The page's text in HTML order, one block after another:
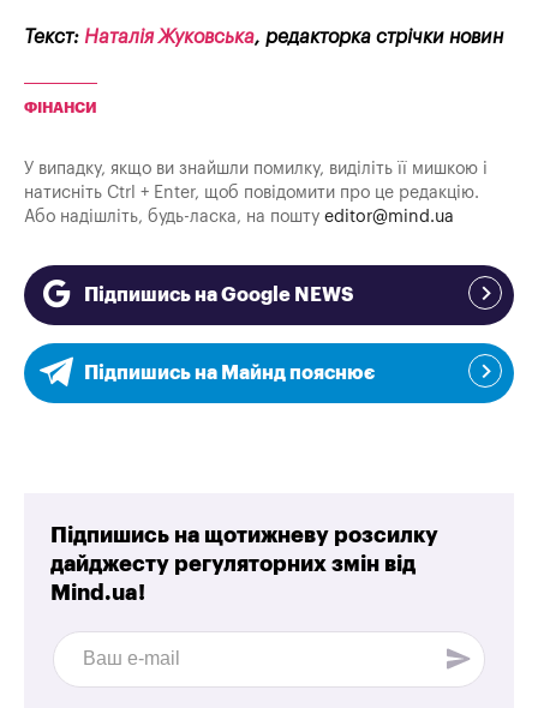
Текст: Наталія Жуковська, редакторка стрічки новин
ФІНАНСИ
У випадку, якщо ви знайшли помилку, виділіть її мишкою і
натисніть Ctrl + Enter, щоб повідомити про це редакцію.
Або надішліть, будь-ласка, на пошту editor@mind.ua
Підпишись на Google NEWS
Підпишись на Майнд пояснює
Підпишись на щотижневу розсилку
дайджесту регуляторних змін від
Mind.ua!